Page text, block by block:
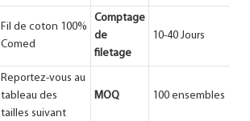
Fil de coton 100%
Comed
Comptage
de
filetage
10-40 Jours
Reportez-vous au
tableau des
tailles suivant
MOQ 100 ensembles